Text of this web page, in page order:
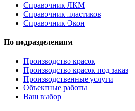
Справочник ЛКМ
Справочник пластиков
Справочник Окон
По подразделениям
Производство красок
Производство красок под заказ
Производственные услуги
Объектные работы
Ваш выбор